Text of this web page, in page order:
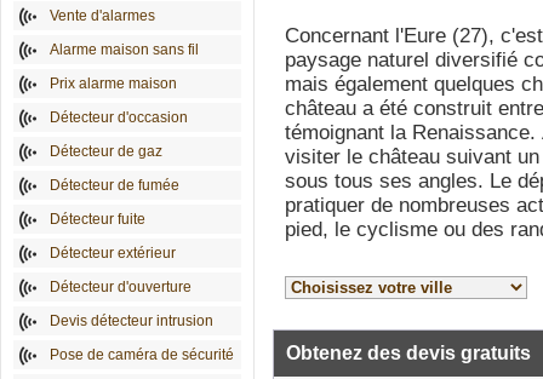
Vente d'alarmes
Alarme maison sans fil
Prix alarme maison
Détecteur d'occasion
Détecteur de gaz
Détecteur de fumée
Détecteur fuite
Détecteur extérieur
Détecteur d'ouverture
Devis détecteur intrusion
Pose de caméra de sécurité
Concernant l'Eure (27),
paysage naturel diversifié
mais également quelques
château a été construit
témoignant la
visiter le château suivant
sous tous ses angles. Le
pratiquer de nombreuses
pied, le cyclisme ou des
Obtenez des devis gratuits